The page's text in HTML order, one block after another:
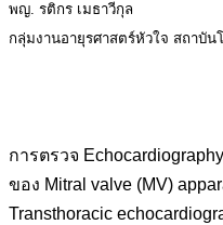
พญ. รติกร เมธาวีกุล
กลุ่มงานอายุรศาสตร์หัวใจ สถาบัน
การตรวจ
ของ Mitral valve (MV)
Transthoracic